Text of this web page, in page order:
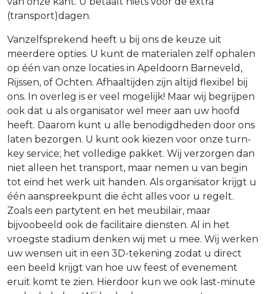
(transport)dagen.
Vanzelfsprekend heeft u bij ons de keuze uit
meerdere opties. U kunt de materialen zelf ophalen
op één van onze locaties in Apeldoorn Barneveld,
Rijssen, of Ochten. Afhaaltijden zijn altijd flexibel bij
ons. In overleg is er veel mogelijk! Maar wij begrijpen
ook dat u als organisator wel meer aan uw hoofd
heeft. Daarom kunt u alle benodigdheden door ons
laten bezorgen. U kunt ook kiezen voor onze turn-
key service; het volledige pakket. Wij verzorgen dan
niet alleen het transport, maar nemen u van begin
tot eind het werk uit handen. Als organisator krijgt u
één aanspreekpunt die écht alles voor u regelt.
Zoals een partytent en het meubilair, maar
bijvoobeeld ook de facilitaire diensten. Al in het
vroegste stadium denken wij met u mee. Wij werken
uw wensen uit in een 3D-tekening zodat u direct
een beeld krijgt van hoe uw feest of evenement
eruit komt te zien. Hierdoor kun we ook last-minute